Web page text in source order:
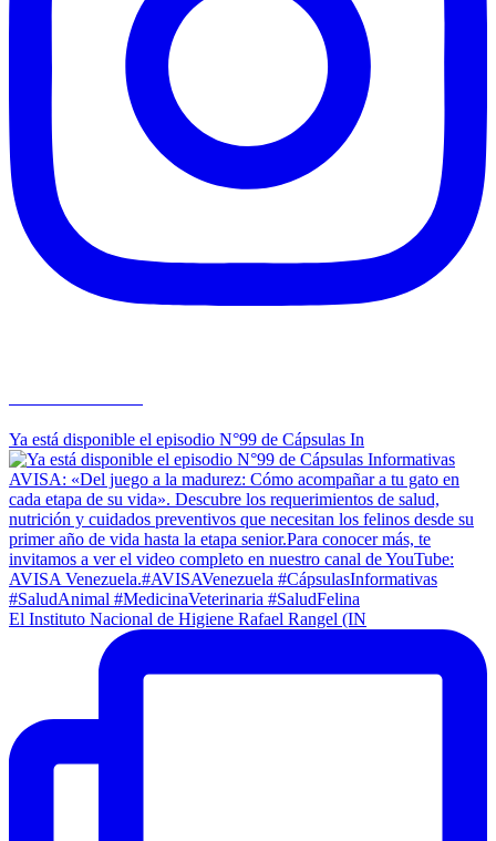
Ya está disponible el episodio N°99 de Cápsulas In
El Instituto Nacional de Higiene Rafael Rangel (IN